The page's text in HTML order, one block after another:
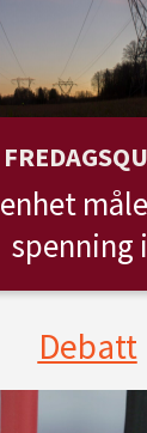
spenning
Debatt